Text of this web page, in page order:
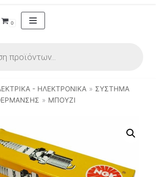
0
- ΗΛΕΚΤΡΟΝΙΚΑ » ΣΥΣΤΗΜΑ
» ΜΠΟΥΖΙ